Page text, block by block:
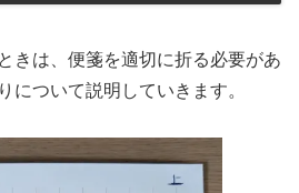
きは、便箋を適切に折る必要があ
について説明していきます。